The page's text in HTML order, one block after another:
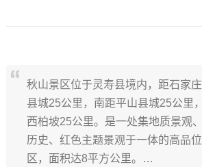
秋山景区位于灵寿县境内，距石家
县城25公里，南距平山县城25公里
西柏坡25公里。是一处集地质景观
历史、红色主题景观于一体的高品
区，面积达8平方公里。…